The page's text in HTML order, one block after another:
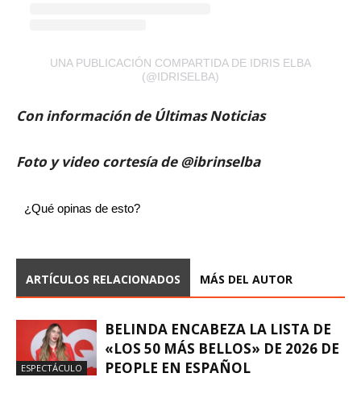
UNA PUBLICACIÓN COMPARTIDA DE IDRIS ELBA
(@IDRISELBA)
Con información de Últimas Noticias
Foto y video cortesía de @ibrinselba
¿Qué opinas de esto?
ARTÍCULOS RELACIONADOS MÁS DEL AUTOR
ESPECTÁCULO
BELINDA ENCABEZA LA LISTA DE
«LOS 50 MÁS BELLOS» DE 2026 DE
PEOPLE EN ESPAÑOL